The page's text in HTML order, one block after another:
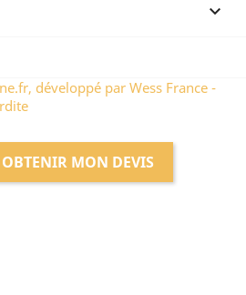

développé par Wess France -
MON DEVIS